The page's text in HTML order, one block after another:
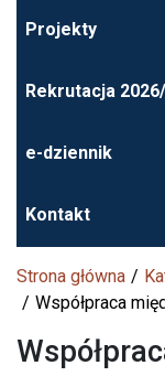
Projekty
Rekrutacja
e-dziennik
Kontakt
Strona główna
Współpraca